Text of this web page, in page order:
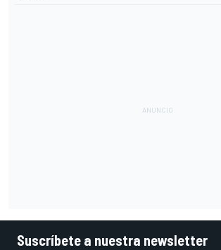
Suscríbete a nuestra newsletter